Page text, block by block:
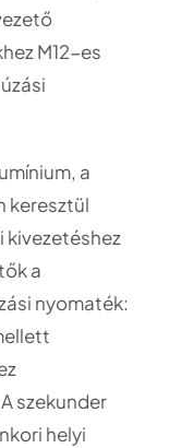
M12-es
a
keresztül
kivezetéshez
a
nyomaték:
szekunder
helyi